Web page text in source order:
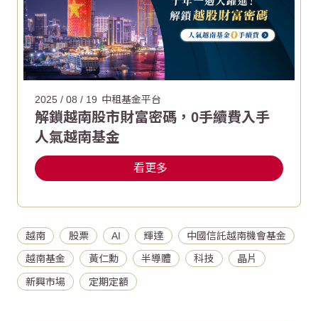
2025 / 08 / 19 中租基金平台
解鎖越南股市財富密碼，0手續費入手
人氣越南基金
看更多
越南 股票 AI 輝達 中國信託越南機會基金
越南基金 黃仁勳 半導體 科技 晶片
新興市場 定期定額